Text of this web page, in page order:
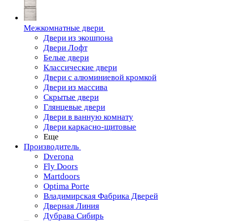
Межкомнатные двери
Двери из экошпона
Двери Лофт
Белые двери
Классические двери
Двери с алюминиевой кромкой
Двери из массива
Скрытые двери
Глянцевые двери
Двери в ванную комнату
Двери каркасно-щитовые
Еще
Производитель
Dverona
Fly Doors
Martdoors
Optima Porte
Владимирская Фабрика Дверей
Дверная Линия
Дубрава Сибирь